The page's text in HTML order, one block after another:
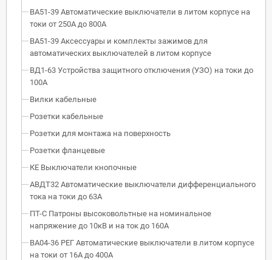
ВА51-39 Автоматические выключатели в литом корпусе на
токи от 250А до 800А
ВА51-39 Аксессуары и комплекты зажимов для
автоматических выключателей в литом корпусе
ВД1-63 Устройства защитного отключения (УЗО) на токи до
100А
Вилки кабельные
Розетки кабельные
Розетки для монтажа на поверхность
Розетки фланцевые
КЕ Выключатели кнопочные
АВДТ32 Автоматические выключатели дифференциального
тока на токи до 63А
ПТ-С Патроны высоковольтные на номинальное
напряжение до 10кВ и на ток до 160А
ВА04-36 РЕГ Автоматические выключатели в литом корпусе
на токи от 16А до 400А